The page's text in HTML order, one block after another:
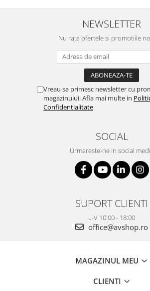
NEWSLETTER
Nu rata ofertele si promotiile
Vreau sa primesc newsletter cu
magazinului. Afla mai multe in
Confidentialitate
SOCIAL
Urmareste-ne in social
SUPORT CLIENTI
L-V 10:00 - 18:00
office@avshop.ro
MAGAZINUL MEU
CLIENTI